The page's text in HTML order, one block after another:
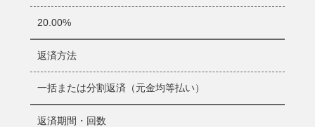
■個人情報の取り扱いに関する宣言
当社は、個人情報の保護に関する法律（平成15年5月30日法律
第57号。以下「個人情報保護法」といいます。）および当社
の「個人情報の保護に関する当社の基本方針（プライバシー
ポリシー）」の理念に従い、お客様からの個人情報につい
て、以下のとおり取得、管理などを行います。
20.00%
返済方法
一括または分割返済（元金均等払い）
返済期間・回数